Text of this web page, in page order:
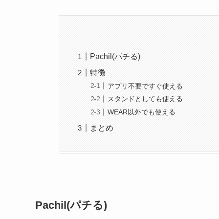
Pachil(パチる)
特徴
アプリ不要ですぐ使える
スタンドとしても使える
WEAR以外でも使える
まとめ
Pachil(パチる)